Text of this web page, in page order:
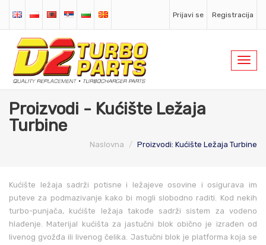
Prijavi se Registracija
Proizvodi - Kućište Ležaja
Turbine
Naslovna Proizvodi: Kućište Ležaja Turbine
Kućište ležaja sadrži potisne i ležajeve osovine i osigurava im
puteve za podmazivanje kako bi mogli slobodno raditi. Kod nekih
turbo-punjača, kućište ležaja takođe sadrži sistem za vodeno
hlađenje. Materijal kućišta za jastučni blok obično je izrađen od
livenog gvožđa ili livenog čelika. Jastučni blok je platforma koja se